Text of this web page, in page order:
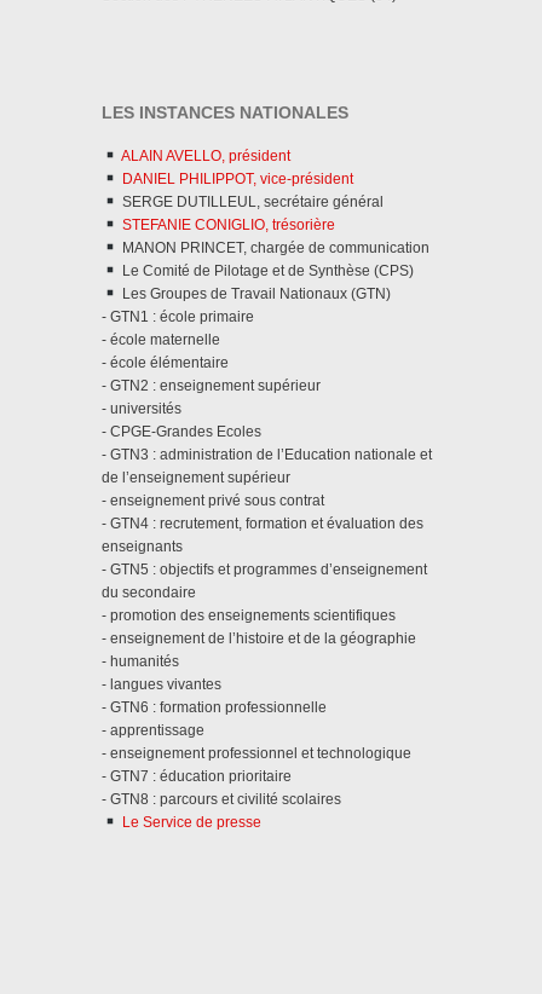
LES INSTANCES NATIONALES
ALAIN AVELLO, président
DANIEL PHILIPPOT, vice-président
SERGE DUTILLEUL, secrétaire général
STEFANIE CONIGLIO, trésorière
MANON PRINCET, chargée de communication
Le Comité de Pilotage et de Synthèse (CPS)
Les Groupes de Travail Nationaux (GTN)
- GTN1 : école primaire
- école maternelle
- école élémentaire
- GTN2 : enseignement supérieur
- universités
- CPGE-Grandes Ecoles
- GTN3 : administration de l’Education nationale et
de l’enseignement supérieur
- enseignement privé sous contrat
- GTN4 : recrutement, formation et évaluation des
enseignants
- GTN5 : objectifs et programmes d’enseignement
du secondaire
- promotion des enseignements scientifiques
- enseignement de l’histoire et de la géographie
- humanités
- langues vivantes
- GTN6 : formation professionnelle
- apprentissage
- enseignement professionnel et technologique
- GTN7 : éducation prioritaire
- GTN8 : parcours et civilité scolaires
Le Service de presse